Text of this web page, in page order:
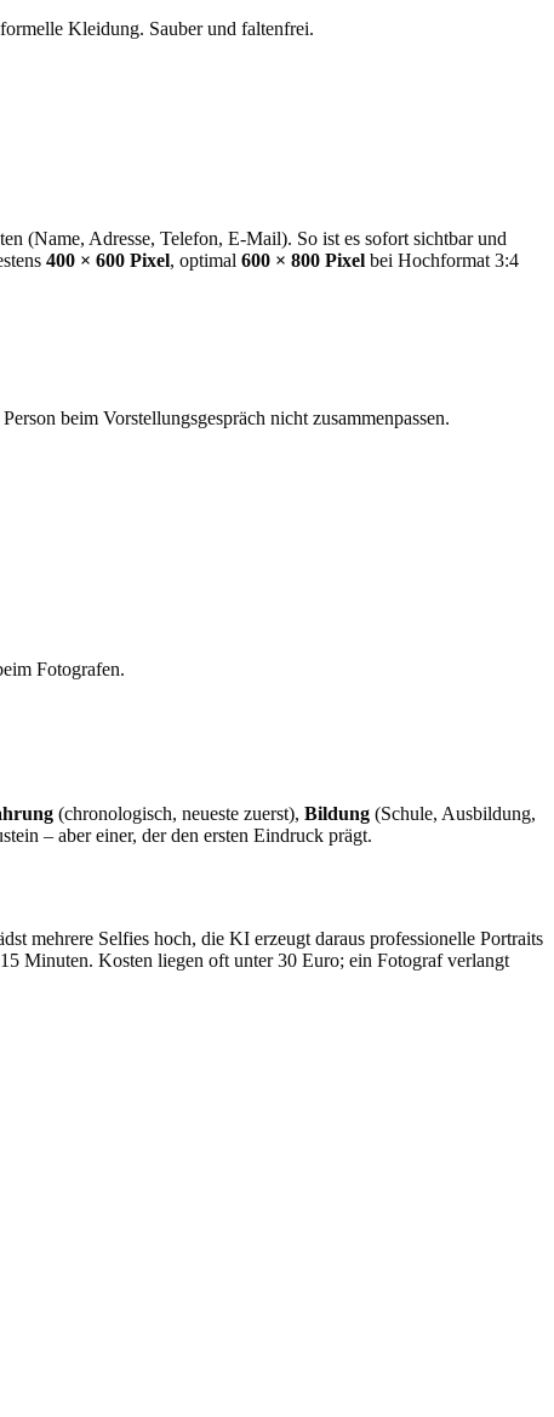
Kleidung. Sauber und faltenfrei.
(Name, Adresse, Telefon, E-Mail). So ist es sofort sichtbar und
400 × 600 Pixel, optimal 600 × 800 Pixel bei Hochformat 3:4
beim Vorstellungsgespräch nicht zusammenpassen.
Fotografen.
(chronologisch, neueste zuerst), Bildung (Schule, Ausbildung,
– aber einer, der den ersten Eindruck prägt.
mehrere Selfies hoch, die KI erzeugt daraus professionelle Portraits
Minuten. Kosten liegen oft unter 30 Euro; ein Fotograf verlangt